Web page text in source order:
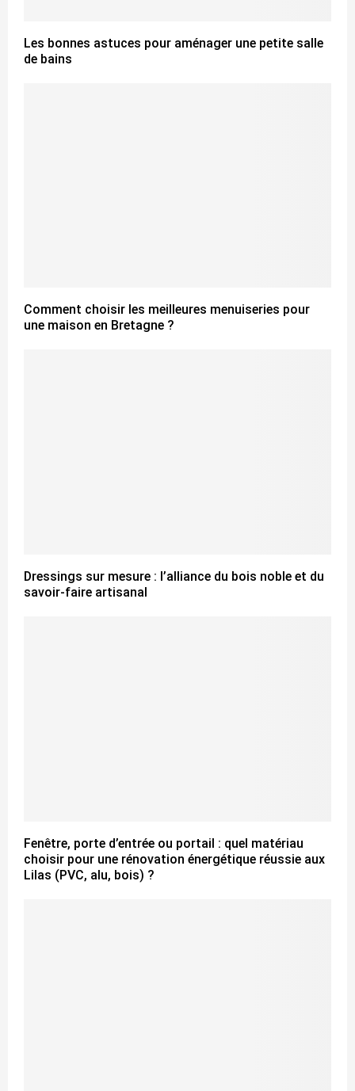
Les bonnes astuces pour aménager une petite salle
de bains
Comment choisir les meilleures menuiseries pour
une maison en Bretagne ?
Dressings sur mesure : l’alliance du bois noble et du
savoir-faire artisanal
Fenêtre, porte d’entrée ou portail : quel matériau
choisir pour une rénovation énergétique réussie aux
Lilas (PVC, alu, bois) ?